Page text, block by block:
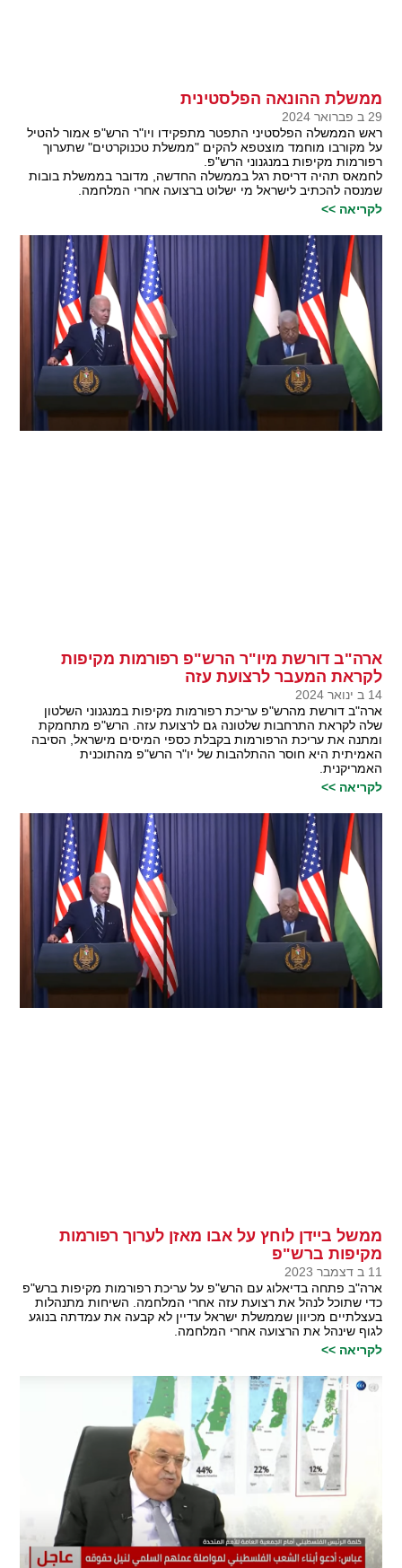
ממשלת ההונאה הפלסטינית
29 ב פברואר 2024
ראש הממשלה הפלסטיני התפטר מתפקידו ויו"ר הרש"פ אמור להטיל
על מקורבו מוחמד מוצטפא להקים "ממשלת טכנוקרטים" שתערוך
רפורמות מקיפות במנגנוני הרש"פ.
לחמאס תהיה דריסת רגל בממשלה החדשה, מדובר בממשלת בובות
שמנסה להכתיב לישראל מי ישלוט ברצועה אחרי המלחמה.
לקריאה >>
ארה"ב דורשת מיו"ר הרש"פ רפורמות מקיפות
לקראת המעבר לרצועת עזה
14 ב ינואר 2024
ארה"ב דורשת מהרש"פ עריכת רפורמות מקיפות במנגנוני השלטון
שלה לקראת התרחבות שלטונה גם לרצועת עזה. הרש"פ מתחמקת
ומתנה את עריכת הרפורמות בקבלת כספי המיסים מישראל, הסיבה
האמיתית היא חוסר ההתלהבות של יו"ר הרש"פ מהתוכנית
האמריקנית.
לקריאה >>
ממשל ביידן לוחץ על אבו מאזן לערוך רפורמות
מקיפות ברש"פ
11 ב דצמבר 2023
ארה"ב פתחה בדיאלוג עם הרש"פ על עריכת רפורמות מקיפות ברש"פ
כדי שתוכל לנהל את רצועת עזה אחרי המלחמה. השיחות מתנהלות
בעצלתיים מכיוון שממשלת ישראל עדיין לא קבעה את עמדתה בנוגע
לגוף שינהל את הרצועה אחרי המלחמה.
לקריאה >>